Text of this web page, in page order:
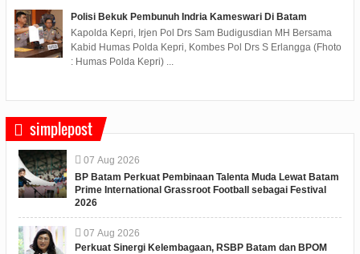
Polisi Bekuk Pembunuh Indria Kameswari Di Batam
Kapolda Kepri, Irjen Pol Drs Sam Budigusdian MH Bersama
Kabid Humas Polda Kepri, Kombes Pol Drs S Erlangga (Fhoto
: Humas Polda Kepri) ...
simplepost
07 Aug 2026
BP Batam Perkuat Pembinaan Talenta Muda Lewat Batam
Prime International Grassroot Football sebagai Festival
2026
07 Aug 2026
Perkuat Sinergi Kelembagaan, RSBP Batam dan BPOM